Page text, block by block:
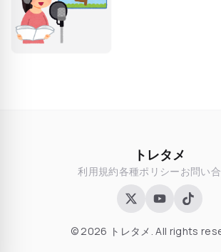
トレタメ
利用規約各種ポリシーお問い
© 2026 トレタメ. All rights